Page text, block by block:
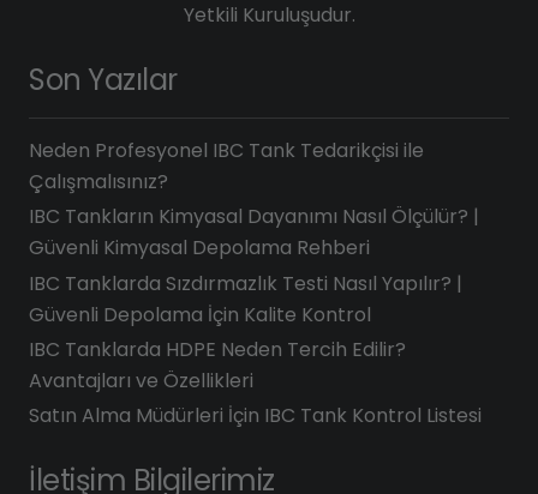
Yetkili Kuruluşudur.
Son Yazılar
Neden Profesyonel IBC Tank Tedarikçisi ile
Çalışmalısınız?
IBC Tankların Kimyasal Dayanımı Nasıl Ölçülür? |
Güvenli Kimyasal Depolama Rehberi
IBC Tanklarda Sızdırmazlık Testi Nasıl Yapılır? |
Güvenli Depolama İçin Kalite Kontrol
IBC Tanklarda HDPE Neden Tercih Edilir?
Avantajları ve Özellikleri
Satın Alma Müdürleri İçin IBC Tank Kontrol Listesi
İletişim Bilgilerimiz